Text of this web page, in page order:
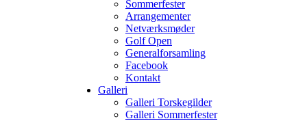
Sommerfester
Arrangementer
Netværksmøder
Golf Open
Generalforsamling
Facebook
Kontakt
Galleri
Galleri Torskegilder
Galleri Sommerfester